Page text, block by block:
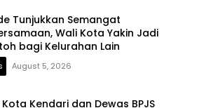
Tunjukkan Semangat
Wali Kota Yakin Jadi
bagi Kelurahan Lain
August 5, 2026
Kendari dan Dewas BPJS